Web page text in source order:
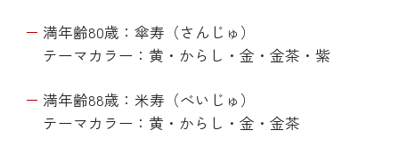
満年齢80歳：傘寿（さんじゅ）
テーマカラー：黄・からし・金・金茶・紫
満年齢88歳：米寿（べいじゅ）
テーマカラー：黄・からし・金・金茶